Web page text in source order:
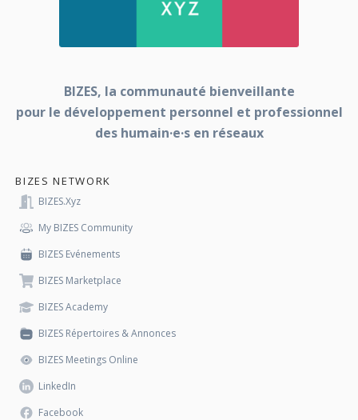
BIZES, la communauté bienveillante
pour le développement personnel et professionnel
des humain·e·s en réseaux
BIZES NETWORK
BIZES.xyz
My BIZES Community
BIZES Evénements
BIZES Marketplace
BIZES Academy
BIZES Répertoires & Annonces
BIZES Meetings Online
LinkedIn
Facebook